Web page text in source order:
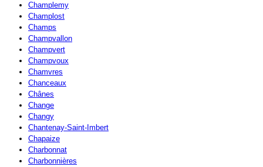
Champlemy
Champlost
Champs
Champvallon
Champvert
Champvoux
Chamvres
Chanceaux
Chânes
Change
Changy
Chantenay-Saint-Imbert
Chapaize
Charbonnat
Charbonnières